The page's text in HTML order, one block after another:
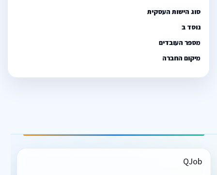
סוג הישות העסקית
נוסד ב
מספר העובדים
מיקום החברה
QJob